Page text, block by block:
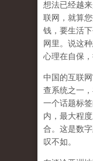
想法已经越
联网，就算
钱，要生活
网里。说这
心理在自保
中国的互联
查系统之一
一个话题标
内，最大程
合。这是数
叹不如。